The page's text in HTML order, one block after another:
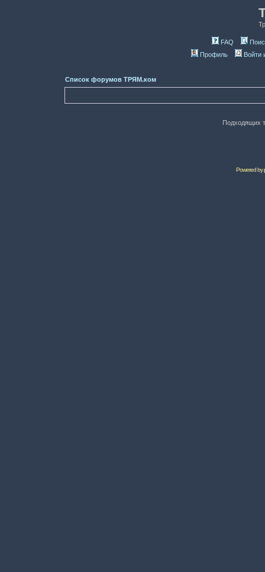
FAQ
Профиль
Войти
Список форумов ТРЯМ.ком
Подходящих
Powered by